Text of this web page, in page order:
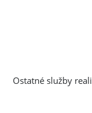
Ostatné služby